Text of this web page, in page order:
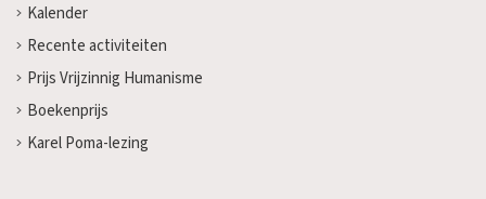
Kalender
Recente activiteiten
Prijs Vrijzinnig Humanisme
Boekenprijs
Karel Poma-lezing